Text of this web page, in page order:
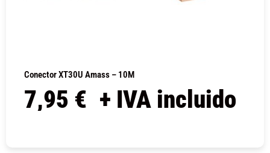
Conector XT30U Amass – 10M
7,95 € + IVA incluido